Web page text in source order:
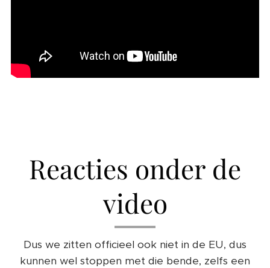
Reacties onder de
video
Dus we zitten officieel ook niet in de EU, dus
kunnen wel stoppen met die bende, zelfs een